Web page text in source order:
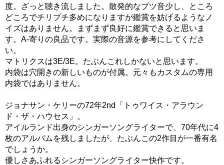
度。ざっと聴き流しました。散発的なプツ音少し、ところ
どころでチリプチ多めになりますが鑑賞を妨げるようなノ
イズはありません。まずまず良好に鑑賞できると思いま
す。A-寄りの良品です。実際の音源を参考にしてくださ
い。
マトリクスは3E/3E。たぶんこれしかないと思います。
内袋は穴開きの新しいものが付属。元々もカスタムの専用
内袋ではありません。
ジョナサン・ケリーの72年2nd「トゥワイス・アラウン
ド・ザ・ハウセス」。
アイルランド出身のシンガーソングライターで、70年代に4
枚のアルバムを残しましたが、たぶんこの2作目が一番有名
でしょうか。
優しさあふれるシンガーソングライター快作です。